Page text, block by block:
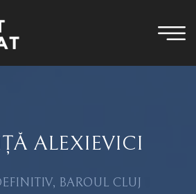
ALEXIEVICI
BAROUL CLUJ